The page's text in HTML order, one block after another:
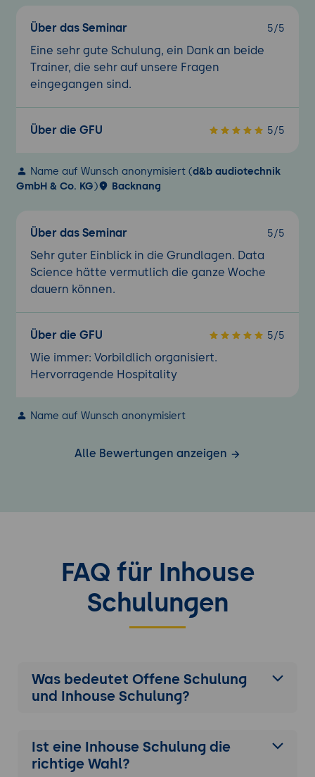
Über das Seminar 5/5
Eine sehr gute Schulung, ein Dank an beide
Trainer, die sehr auf unsere Fragen
eingegangen sind.
Über die GFU 5/5
Name auf Wunsch anonymisiert (d&b audiotechnik
GmbH & Co. KG) Backnang
Über das Seminar 5/5
Sehr guter Einblick in die Grundlagen. Data
Science hätte vermutlich die ganze Woche
dauern können.
Über die GFU 5/5
Wie immer: Vorbildlich organisiert.
Hervorragende Hospitality
Name auf Wunsch anonymisiert
Alle Bewertungen anzeigen
FAQ für Inhouse
Schulungen
Was bedeutet Offene Schulung
und Inhouse Schulung?
Ist eine Inhouse Schulung die
richtige Wahl?